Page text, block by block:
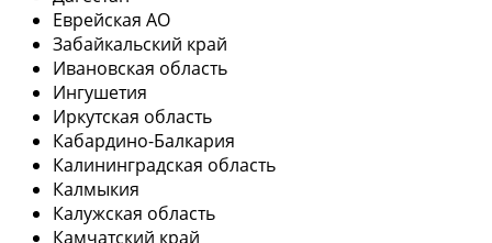
Еврейская АО
Забайкальский край
Ивановская область
Ингушетия
Иркутская область
Кабардино-Балкария
Калининградская область
Калмыкия
Калужская область
Камчатский край